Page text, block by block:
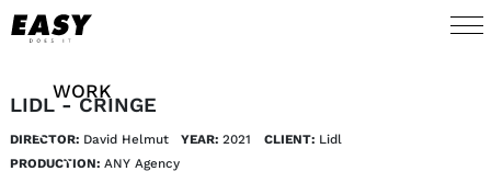
WORK
TALENTS
LIDL - CRINGE
DIRECTOR: David Helmut YEAR:2021 CLIENT: Lidl
PRODUCTION: ANY Agency